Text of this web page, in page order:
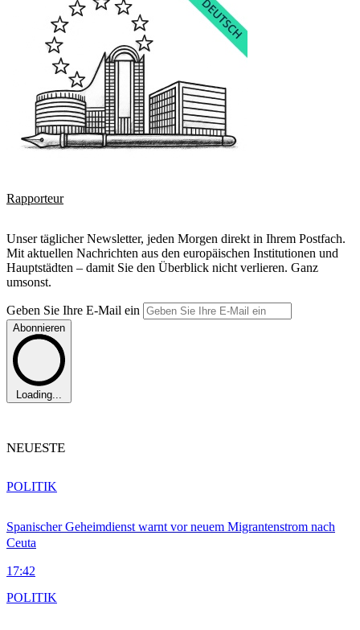
Rapporteur
Unser täglicher Newsletter, jeden Morgen direkt in Ihrem Postfach.
Mit aktuellen Nachrichten aus den europäischen Institutionen und
Hauptstädten – damit Sie den Überblick nicht verlieren. Ganz
umsonst.
Geben Sie Ihre E-Mail ein
Abonnieren
Loading...
NEUESTE
Spanischer Geheimdienst warnt vor neuem Migrantenstrom nach
Ceuta
17:42
POLITIK
POLITIK